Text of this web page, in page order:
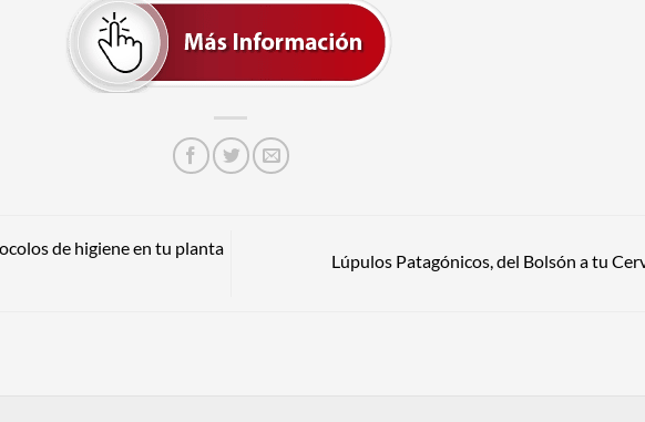
de higiene en tu planta
Lúpulos Patagónicos, del Bolsón a tu